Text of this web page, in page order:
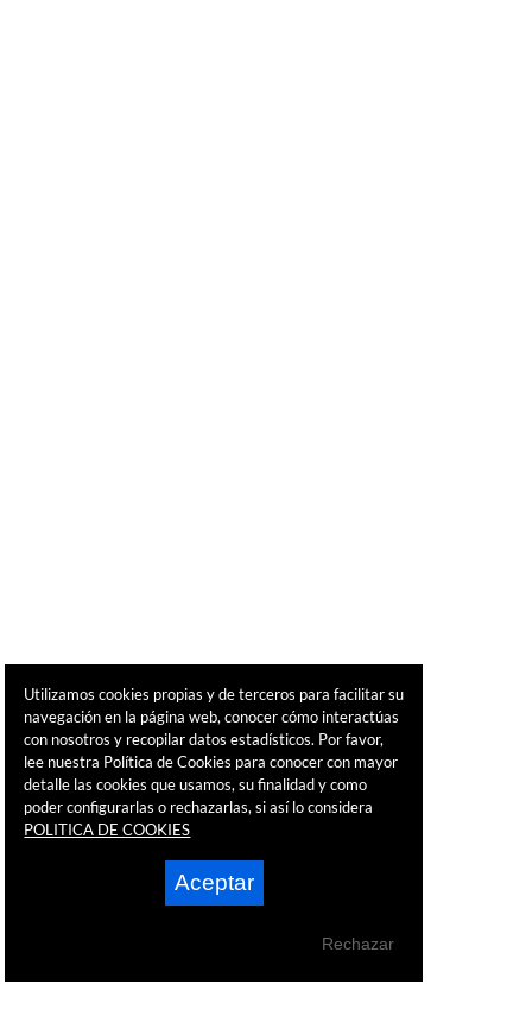
Utilizamos cookies propias y de terceros para facilitar su
navegación en la página web, conocer cómo interactúas
con nosotros y recopilar datos estadísticos. Por favor,
lee nuestra Política de Cookies para conocer con mayor
detalle las cookies que usamos, su finalidad y como
poder configurarlas o rechazarlas, si así lo considera
POLITICA DE COOKIES
Aceptar
Rechazar